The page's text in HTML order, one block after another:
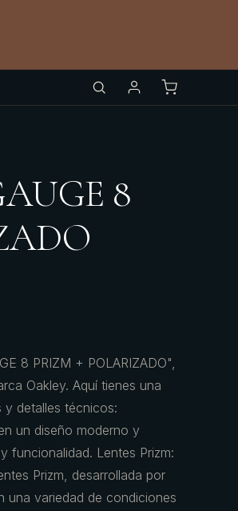
8
8 PRIZM + POLARIZADO",
Oakley. Aquí tienes una
y detalles técnicos:
un diseño moderno y
funcionalidad. Lentes Prizm:
Prizm, desarrollada por
una variedad de condiciones